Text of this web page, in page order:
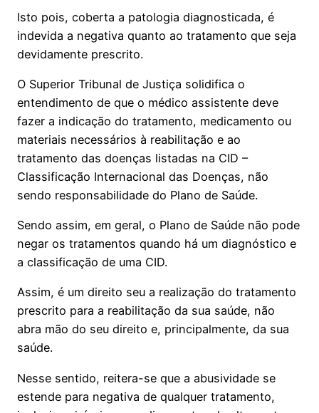
Isto pois, coberta a patologia diagnosticada, é
indevida a negativa quanto ao tratamento que seja
devidamente prescrito.
O Superior Tribunal de Justiça solidifica o
entendimento de que o médico assistente deve
fazer a indicação do tratamento, medicamento ou
materiais necessários à reabilitação e ao
tratamento das doenças listadas na CID –
Classificação Internacional das Doenças, não
sendo responsabilidade do Plano de Saúde.
Sendo assim, em geral, o Plano de Saúde não pode
negar os tratamentos quando há um diagnóstico e
a classificação de uma CID.
Assim, é um direito seu a realização do tratamento
prescrito para a reabilitação da sua saúde, não
abra mão do seu direito e, principalmente, da sua
saúde.
Nesse sentido, reitera-se que a abusividade se
estende para negativa de qualquer tratamento,